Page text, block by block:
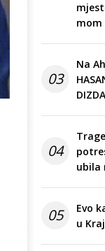
mom
03
Na
04
ubila
05
Evo
u